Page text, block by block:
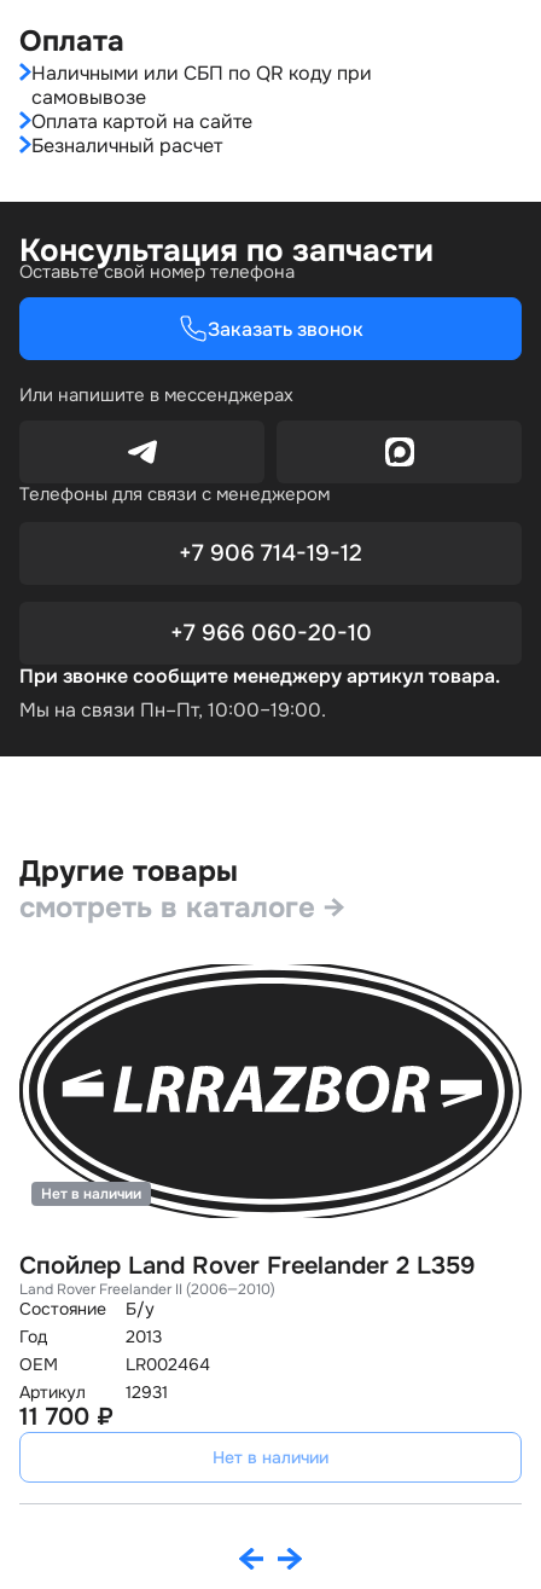
Оплата
Наличными или СБП по QR коду при
самовывозе
Оплата картой на сайте
Безналичный расчет
Консультация по запчасти
Оставьте свой номер телефона
Заказать звонок
Или напишите в мессенджерах
Телефоны для связи с менеджером
+7 906 714-19-12
+7 966 060-20-10
При звонке сообщите менеджеру артикул товара.
Мы на связи Пн–Пт, 10:00–19:00.
Другие товары
смотреть в каталоге →
Спойлер Land Rover Freelander 2 L359
Land Rover Freelander II (2006—2010)
Состояние
Б/у
Год
2013
OEM
LR002464
Артикул
12931
Нет в наличии
11 700 ₽
Нет в наличии